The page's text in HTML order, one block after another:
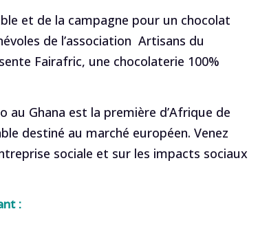
et de la campagne pour un chocolat
de l’association Artisans du
Fairafric, une chocolaterie 100%
Ghana est la première d’Afrique de
destiné au marché européen. Venez
sociale et sur les impacts sociaux
: